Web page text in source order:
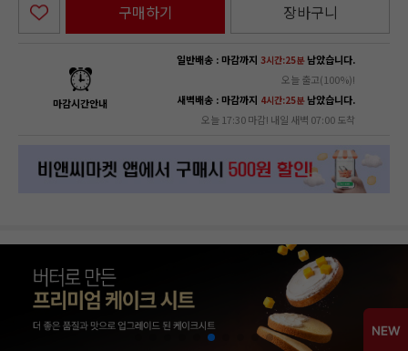
구매하기 장바구니
마감시간안내
일반배송 : 마감까지 3시간:25분남았습니다.
오늘 출고(100%)!
새벽배송 : 마감까지 4시간:25분남았습니다.
오늘 17:30 마감! 내일 새벽 07:00 도착